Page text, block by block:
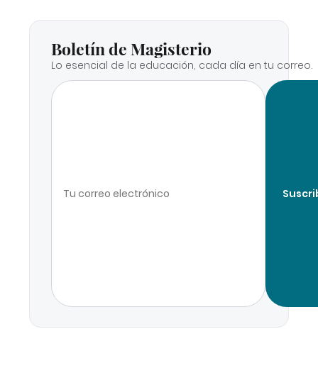
Boletín de Magisterio
Lo esencial de la educación, cada día en tu correo.